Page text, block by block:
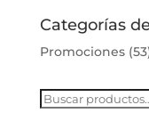
Categorías
Promociones
Buscar